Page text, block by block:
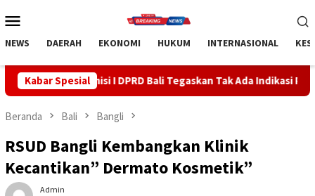
ke
Mobile
NEWS DAERAH EKONOMI HUKUM INTERNASIONAL
Kabar Spesial
Bali Tegaskan Tak Ada Indikasi Penyalahgunaan Barang
Beranda Bali Bangli
RSUD Bangli Kembangkan Klinik
Kecantikan” Dermato Kosmetik”
Admin